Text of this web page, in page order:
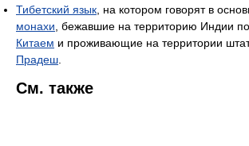
Тибетский язык , на котором говорят в
монахи , бежавшие на территорию Индии
Китаем и проживающие на территории
Прадеш
См. также